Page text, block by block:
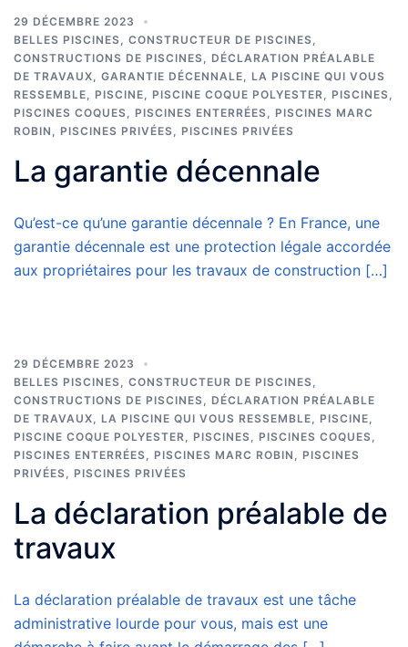
29 DÉCEMBRE 2023
BELLES PISCINES
CONSTRUCTEUR DE PISCINES
CONSTRUCTIONS DE PISCINES
DÉCLARATION PRÉALABLE
DE TRAVAUX
GARANTIE DÉCENNALE
LA PISCINE QUI VOUS
RESSEMBLE
PISCINE PISCINE COQUE POLYESTER PISCINES
PISCINES COQUES
PISCINES ENTERRÉES
PISCINES MARC
ROBIN
PISCINES PRIVÉES PISCINES PRIVÉES
La garantie décennale
Qu’est-ce qu’une garantie décennale ? En France, une
garantie décennale est une protection légale accordée
aux propriétaires pour les travaux de construction […]
29 DÉCEMBRE 2023
BELLES PISCINES
CONSTRUCTEUR DE PISCINES
CONSTRUCTIONS DE PISCINES
DÉCLARATION PRÉALABLE
DE TRAVAUX
LA PISCINE QUI VOUS RESSEMBLE PISCINE
PISCINE COQUE POLYESTER
PISCINES PISCINES COQUES
PISCINES ENTERRÉES
PISCINES MARC ROBIN
PISCINES
PRIVÉES
PISCINES PRIVÉES
La déclaration préalable de
travaux
La déclaration préalable de travaux est une tâche
administrative lourde pour vous, mais est une